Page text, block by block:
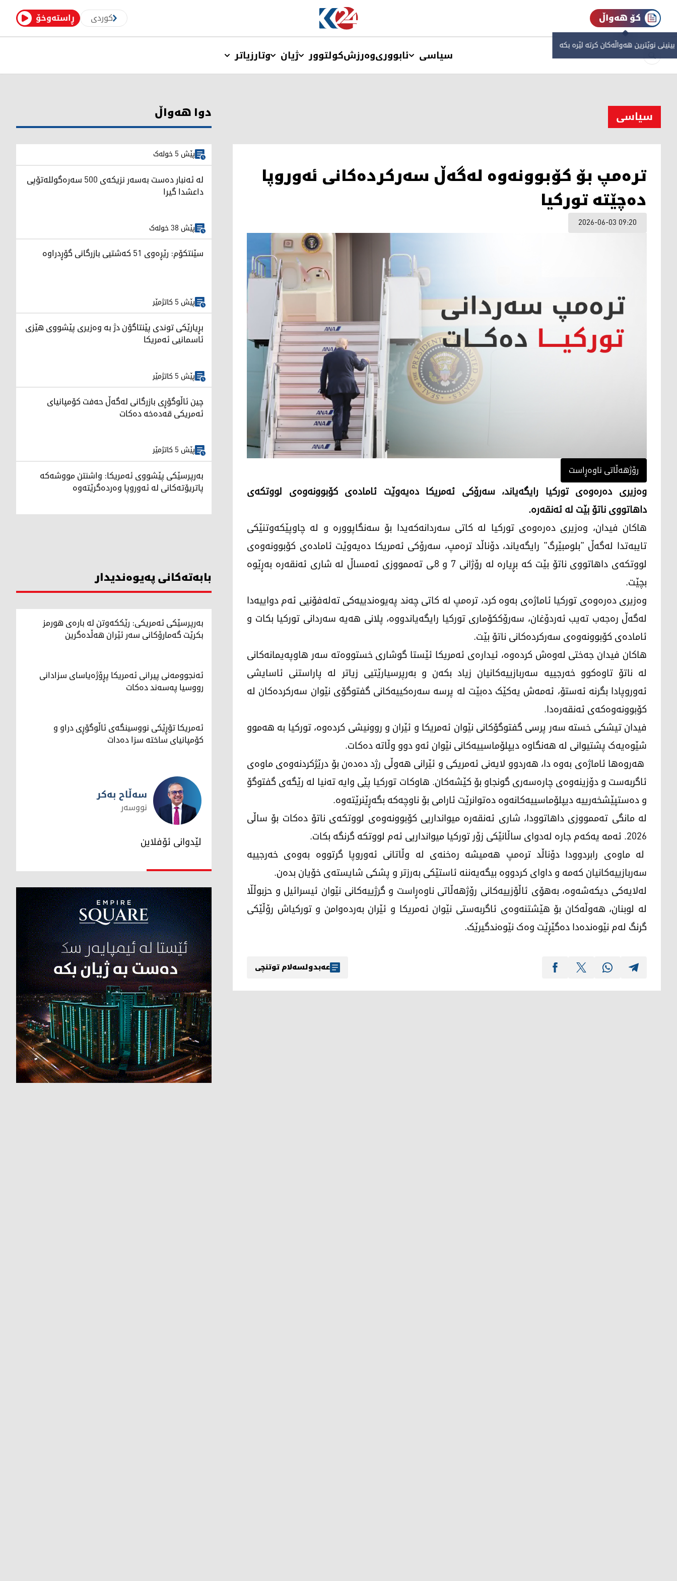
ڕاستەوخۆ کوردی کۆ هەواڵ
نوێترین هەواڵەکان کرتە لێرە بکە
سیاسی ئابووریوەرزشکولتوور ژیان وتارزیاتر
سیاسی
ترەمپ بۆ کۆبوونەوە لەگەڵ سەرکردەکانی ئەوروپا
دەچێتە تورکیا
2026-06-03 09:20
رۆژهەڵاتی ناوەڕاست
وەزیری دەرەوەی تورکیا رایگەیاند، سەرۆکی ئەمریکا دەیەوێت ئامادەی کۆبوونەوەی لووتکەی
داهاتووی ناتۆ بێت لە ئەنقەرە.
هاکان فیدان، وەزیری دەرەوەی تورکیا لە کاتی سەردانەکەیدا بۆ سەنگاپوورە و لە چاوپێکەوتنێکی
تایبەتدا لەگەڵ "بلومبێرگ" رایگەیاند، دۆناڵد ترەمپ، سەرۆکی ئەمریکا دەیەوێت ئامادەی کۆبوونەوەی
لووتکەی داهاتووی ناتۆ بێت کە بڕیارە لە رۆژانی 7 و 8ـی تەممووزی ئەمساڵ لە شاری ئەنقەرە بەڕێوە
بچێت.
وەزیری دەرەوەی تورکیا ئاماژەی بەوە کرد، ترەمپ لە کاتی چەند پەیوەندییەکی تەلەفۆنیی ئەم دواییەدا
لەگەڵ رەجەب تەیب ئەردۆغان، سەرۆککۆماری تورکیا رایگەیاندووە، پلانی هەیە سەردانی تورکیا بکات و
ئامادەی کۆبوونەوەی سەرکردەکانی ناتۆ بێت.
هاکان فیدان جەختی لەوەش کردەوە، ئیدارەی ئەمریکا ئێستا گوشاری خستووەتە سەر هاوپەیمانەکانی
لە ناتۆ تاوەکوو خەرجییە سەربازییەکانیان زیاد بکەن و بەرپرسیارێتیی زیاتر لە پاراستنی ئاسایشی
ئەوروپادا بگرنە ئەستۆ، ئەمەش یەکێک دەبێت لە پرسە سەرەکییەکانی گفتوگۆی نێوان سەرکردەکان لە
کۆبوونەوەکەی ئەنقەرەدا.
فیدان تیشکی خستە سەر پرسی گفتوگۆکانی نێوان ئەمریکا و ئێران و روونیشی کردەوە، تورکیا بە هەموو
شێوەیەک پشتیوانی لە هەنگاوە دیپلۆماسییەکانی نێوان ئەو دوو وڵاتە دەکات.
هەروەها ئاماژەی بەوە دا، هەردوو لایەنی ئەمریکی و ئێرانی هەوڵی رژد دەدەن بۆ درێژکردنەوەی ماوەی
ئاگربەست و دۆزینەوەی چارەسەری گونجاو بۆ کێشەکان. هاوکات تورکیا پێی وایە تەنیا لە رێگەی گفتوگۆ
و دەستپێشخەرییە دیپلۆماسییەکانەوە دەتوانرێت ئارامی بۆ ناوچەکە بگەڕێنرێتەوە.
لە مانگی تەممووزی داهاتوودا، شاری ئەنقەرە میوانداریی کۆبوونەوەی لووتکەی ناتۆ دەکات بۆ ساڵی
2026. ئەمە یەکەم جارە لەدوای ساڵانێکی زۆر تورکیا میوانداریی ئەم لووتکە گرنگە بکات.
لە ماوەی رابردوودا دۆناڵد ترەمپ هەمیشە رەخنەی لە وڵاتانی ئەوروپا گرتووە بەوەی خەرجییە
سەربازییەکانیان کەمە و داوای کردووە بیگەیەننە ئاستێکی بەرزتر و پشکی شایستەی خۆیان بدەن.
لەلایەکی دیکەشەوە، بەهۆی ئاڵۆزییەکانی رۆژهەڵاتی ناوەڕاست و گرژییەکانی نێوان ئیسرائیل و حزبوڵڵا
لە لوبنان، هەوڵەکان بۆ هێشتنەوەی ئاگربەستی نێوان ئەمریکا و ئێران بەردەوامن و تورکیاش رۆڵێکی
گرنگ لەم نێوەندەدا دەگێڕێت وەک نێوەندگیرێک.
عەبدولسەلام توتنچی
دوا هەواڵ
پێش 5 خولەک
لە ئەنبار دەست بەسەر نزیکەی 500 سەرەگوللەتۆپی
داعشدا گیرا
پێش 38 خولەک
سێنتکۆم: رێڕەوی 51 کەشتیی بازرگانی گۆڕدراوە
پێش 5 کاتژمێر
بڕیارێکی توندی پێنتاگۆن دژ بە وەزیری پێشووی هێزی
ئاسمانیی ئەمریکا
پێش 5 کاتژمێر
چین ئاڵوگۆڕی بازرگانی لەگەڵ حەفت کۆمپانیای
ئەمریکی قەدەخە دەکات
پێش 5 کاتژمێر
بەرپرسێکی پێشووی ئەمریکا: واشنتن مووشەکە
پاتریۆتەکانی لە ئەوروپا وەردەگرێتەوە
بابەتەکانی پەیوەندیدار
بەرپرسێکی ئەمریکی: رێککەوتن لە بارەی هورمز
بکرێت گەمارۆکانی سەر ئێران هەڵدەگرین
ئەنجوومەنی پیرانی ئەمریکا پڕۆژەیاسای سزادانی
رووسیا په‌سه‌ند ده‌كات
ئەمریکا تۆڕێکی نووسینگەی ئاڵوگۆڕی دراو و
کۆمپانیای ساختە سزا دەدات
سەڵاح بەکر
سەڵاح بەکر
نووسەر
لێدوانی ئۆفلاین